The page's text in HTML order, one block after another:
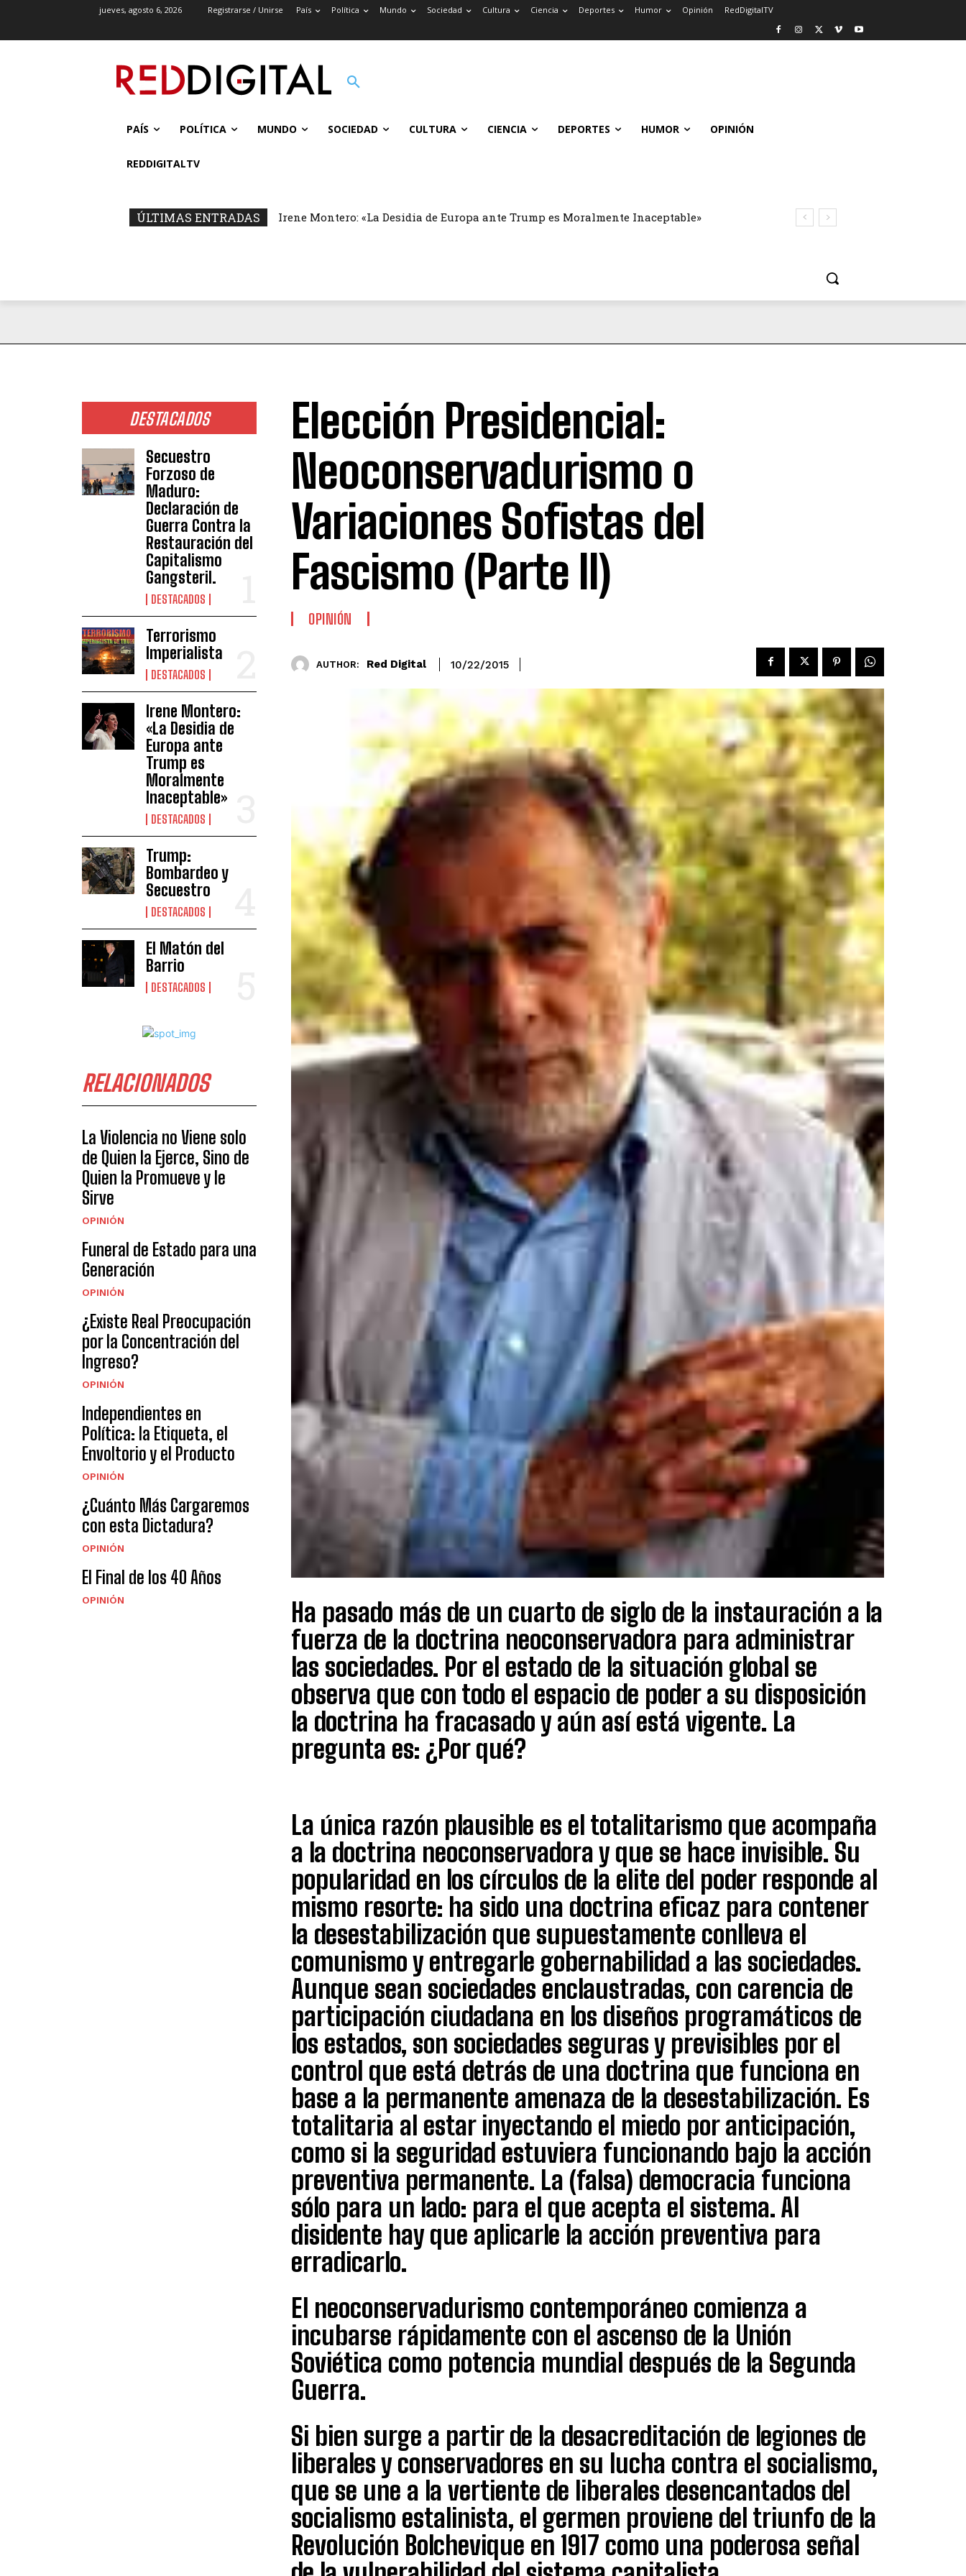
jueves, agosto 6, 2026 Registrarse / Unirse País Política Mundo Sociedad Cultura Ciencia Deportes Humor Opinión RedDigitalTV
PAÍS POLÍTICA MUNDO SOCIEDAD CULTURA CIENCIA DEPORTES HUMOR OPINIÓN
REDDIGITALTV
ÚLTIMAS ENTRADAS Irene Montero: «La Desidia de Europa ante Trump es Moralmente Inaceptable»
DESTACADOS
Secuestro
Forzoso de
Maduro:
Declaración de
Guerra Contra la
Restauración del
Capitalismo
Gangsteril.
DESTACADOS
Terrorismo
Imperialista
DESTACADOS
Irene Montero:
«La Desidia de
Europa ante
Trump es
Moralmente
Inaceptable»
DESTACADOS
Trump:
Bombardeo y
Secuestro
DESTACADOS
El Matón del
Barrio
DESTACADOS
RELACIONADOS
La Violencia no Viene solo
de Quien la Ejerce, Sino de
Quien la Promueve y le
Sirve
OPINIÓN
Funeral de Estado para una
Generación
OPINIÓN
¿Existe Real Preocupación
por la Concentración del
Ingreso?
OPINIÓN
Independientes en
Política: la Etiqueta, el
Envoltorio y el Producto
OPINIÓN
¿Cuánto Más Cargaremos
con esta Dictadura?
OPINIÓN
El Final de los 40 Años
OPINIÓN
Elección Presidencial:
Neoconservadurismo o
Variaciones Sofistas del
Fascismo (Parte II)
OPINIÓN
AUTHOR: Red Digital 10/22/2015
Ha pasado más de un cuarto de siglo de la instauración a la
fuerza de la doctrina neoconservadora para administrar
las sociedades. Por el estado de la situación global se
observa que con todo el espacio de poder a su disposición
la doctrina ha fracasado y aún así está vigente. La
pregunta es: ¿Por qué?
La única razón plausible es el totalitarismo que acompaña
a la doctrina neoconservadora y que se hace invisible. Su
popularidad en los círculos de la elite del poder responde al
mismo resorte: ha sido una doctrina eficaz para contener
la desestabilización que supuestamente conlleva el
comunismo y entregarle gobernabilidad a las sociedades.
Aunque sean sociedades enclaustradas, con carencia de
participación ciudadana en los diseños programáticos de
los estados, son sociedades seguras y previsibles por el
control que está detrás de una doctrina que funciona en
base a la permanente amenaza de la desestabilización. Es
totalitaria al estar inyectando el miedo por anticipación,
como si la seguridad estuviera funcionando bajo la acción
preventiva permanente. La (falsa) democracia funciona
sólo para un lado: para el que acepta el sistema. Al
disidente hay que aplicarle la acción preventiva para
erradicarlo.
El neoconservadurismo contemporáneo comienza a
incubarse rápidamente con el ascenso de la Unión
Soviética como potencia mundial después de la Segunda
Guerra.
Si bien surge a partir de la desacreditación de legiones de
liberales y conservadores en su lucha contra el socialismo,
que se une a la vertiente de liberales desencantados del
socialismo estalinista, el germen proviene del triunfo de la
Revolución Bolchevique en 1917 como una poderosa señal